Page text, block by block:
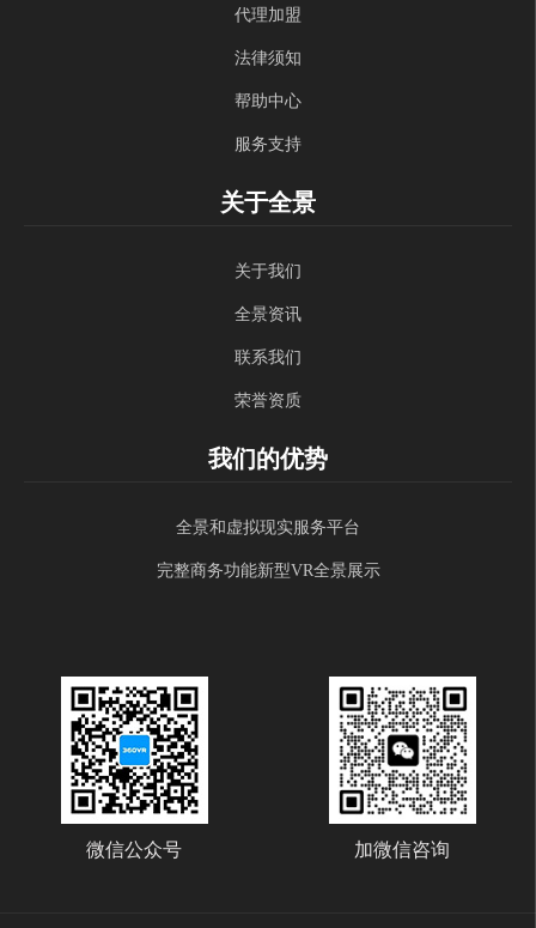
代理加盟
法律须知
帮助中心
服务支持
关于全景
关于我们
全景资讯
联系我们
荣誉资质
我们的优势
全景和虚拟现实服务平台
完整商务功能新型VR全景展示
微信公众号 加微信咨询